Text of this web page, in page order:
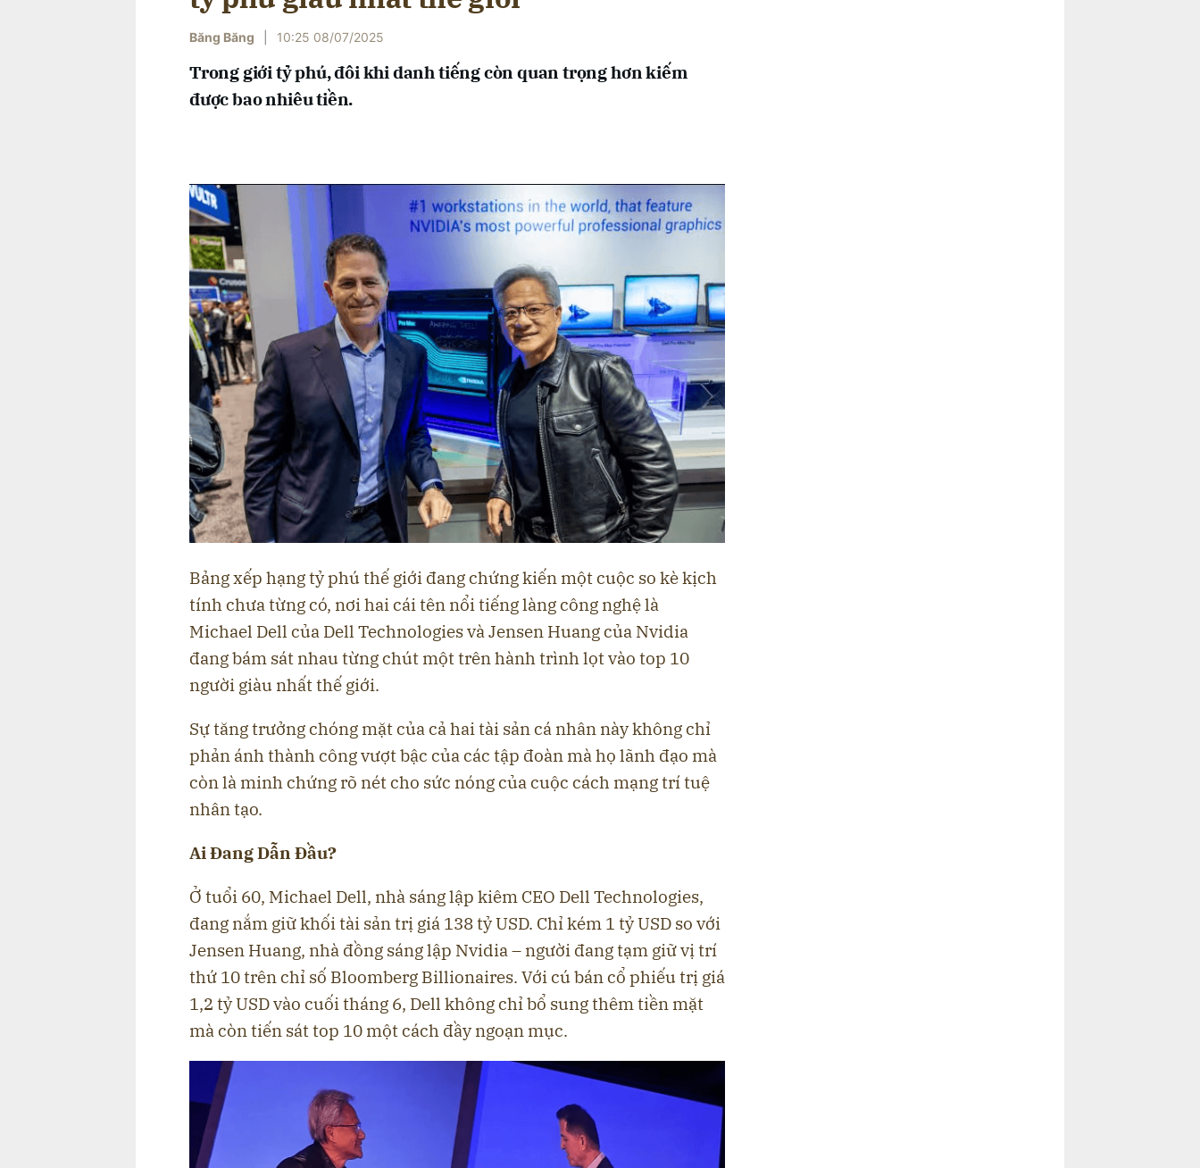
Băng Băng 10:25 08/07/2025
Trong giới tỷ phú, đôi khi danh tiếng còn quan trọng hơn kiếm
được bao nhiêu tiền.
Bảng xếp hạng tỷ phú thế giới đang chứng kiến một cuộc so kè kịch
tính chưa từng có, nơi hai cái tên nổi tiếng làng công nghệ là
Michael Dell của Dell Technologies và Jensen Huang của Nvidia
đang bám sát nhau từng chút một trên hành trình lọt vào top 10
người giàu nhất thế giới.
Sự tăng trưởng chóng mặt của cả hai tài sản cá nhân này không chỉ
phản ánh thành công vượt bậc của các tập đoàn mà họ lãnh đạo mà
còn là minh chứng rõ nét cho sức nóng của cuộc cách mạng trí tuệ
nhân tạo.
Ai Đang Dẫn Đầu?
Ở tuổi 60, Michael Dell, nhà sáng lập kiêm CEO Dell Technologies,
đang nắm giữ khối tài sản trị giá 138 tỷ USD. Chỉ kém 1 tỷ USD so với
Jensen Huang, nhà đồng sáng lập Nvidia – người đang tạm giữ vị trí
thứ 10 trên chỉ số Bloomberg Billionaires. Với cú bán cổ phiếu trị giá
1,2 tỷ USD vào cuối tháng 6, Dell không chỉ bổ sung thêm tiền mặt
mà còn tiến sát top 10 một cách đầy ngoạn mục.